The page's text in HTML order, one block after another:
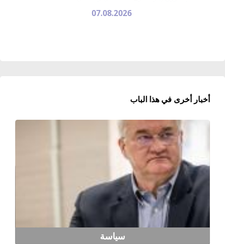
07.08.2026
أخبار أخرى في هذا الباب
سياسة